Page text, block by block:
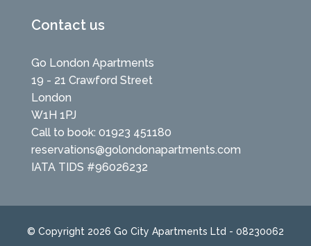
Contact us
Go London Apartments
19 - 21 Crawford Street
London
W1H 1PJ
Call to book: 01923 451180
reservations@golondonapartments.com
IATA TIDS #96026232
© Copyright 2026 Go City Apartments Ltd - 08230062